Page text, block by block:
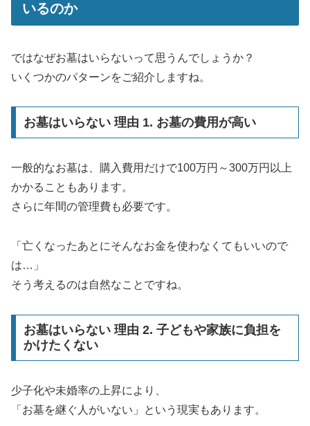
いるのか
ではなぜお墓はいらないって思うんでしょうか？
いくつかのパターンをご紹介しますね。
お墓はいらない 理由 1. お墓の費用が高い
一般的なお墓は、購入費用だけで100万円～300万円以上
かかることもあります。
さらに年間の管理費も必要です。
「亡くなったあとにそんなお金を使わなくてもいいので
は…」
そう考えるのは自然なことですね。
お墓はいらない 理由 2. 子どもや家族に負担を
かけたくない
少子化や未婚率の上昇により、
「お墓を継ぐ人がいない」という現実もあります。